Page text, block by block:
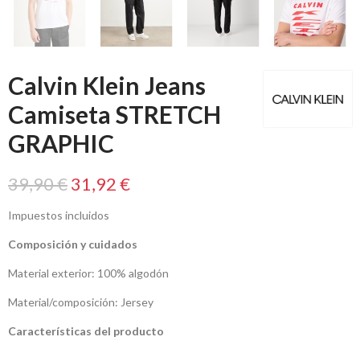
Calvin Klein Jeans
Camiseta STRETCH
GRAPHIC
39,90 €31,92 €
Impuestos incluidos
Composición y cuidados
Material exterior: 100% algodón
Material/composición: Jersey
Características del producto